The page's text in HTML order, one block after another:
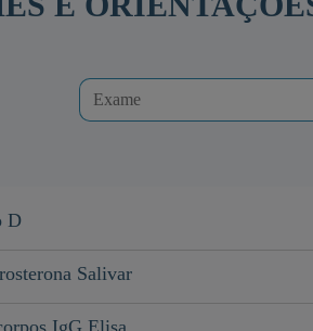
D
Salivar
IgG Elisa